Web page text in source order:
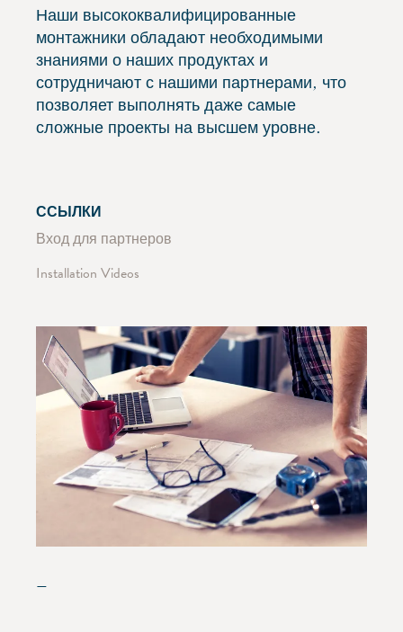
Наши высококвалифицированные
монтажники обладают необходимыми
знаниями о наших продуктах и
сотрудничают с нашими партнерами, что
позволяет выполнять даже самые
сложные проекты на высшем уровне.
ССЫЛКИ
Вход для партнеров
Installation Videos
—